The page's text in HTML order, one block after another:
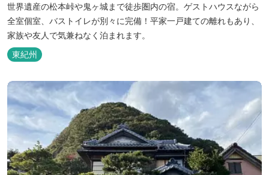
世界遺産の松本峠や鬼ヶ城まで徒歩圏内の宿。ゲストハウスながら
全室個室、バストイレが別々に完備！平家一戸建ての離れもあり、
家族や友人で気兼ねなく泊まれます。
東紀州